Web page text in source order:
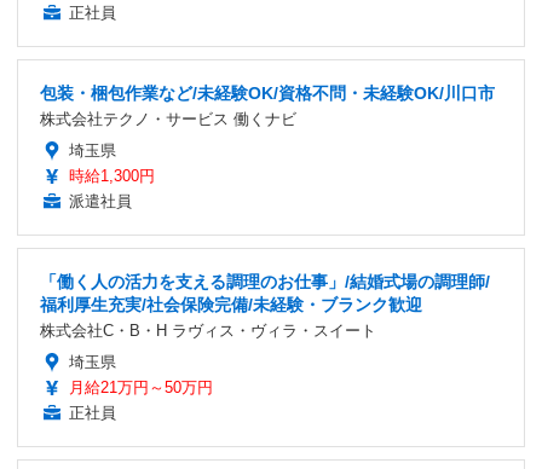
正社員
包装・梱包作業など/未経験OK/資格不問・未経験OK/川口市
株式会社テクノ・サービス 働くナビ
埼玉県
時給1,300円
派遣社員
「働く人の活力を支える調理のお仕事」/結婚式場の調理師/
福利厚生充実/社会保険完備/未経験・ブランク歓迎
株式会社C・B・H ラヴィス・ヴィラ・スイート
埼玉県
月給21万円～50万円
正社員